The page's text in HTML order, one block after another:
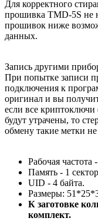
Для корректного
прошивка TMD-5S не
прошивок ниже
данных.
Запись другими
При попытке записи
подключения к
оригинал и вы
если все
будут утрачены, то
обмену такие метки
Рабочая
Память - 1
UID - 4 байта.
Размеры:
К заготовке
комплект.